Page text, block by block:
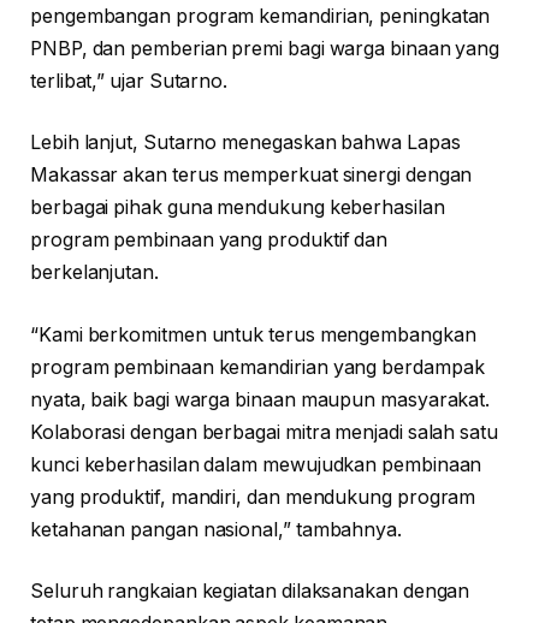
pengembangan program kemandirian, peningkatan
PNBP, dan pemberian premi bagi warga binaan yang
terlibat,” ujar Sutarno.
Lebih lanjut, Sutarno menegaskan bahwa Lapas
Makassar akan terus memperkuat sinergi dengan
berbagai pihak guna mendukung keberhasilan
program pembinaan yang produktif dan
berkelanjutan.
“Kami berkomitmen untuk terus mengembangkan
program pembinaan kemandirian yang berdampak
nyata, baik bagi warga binaan maupun masyarakat.
Kolaborasi dengan berbagai mitra menjadi salah satu
kunci keberhasilan dalam mewujudkan pembinaan
yang produktif, mandiri, dan mendukung program
ketahanan pangan nasional,” tambahnya.
Seluruh rangkaian kegiatan dilaksanakan dengan